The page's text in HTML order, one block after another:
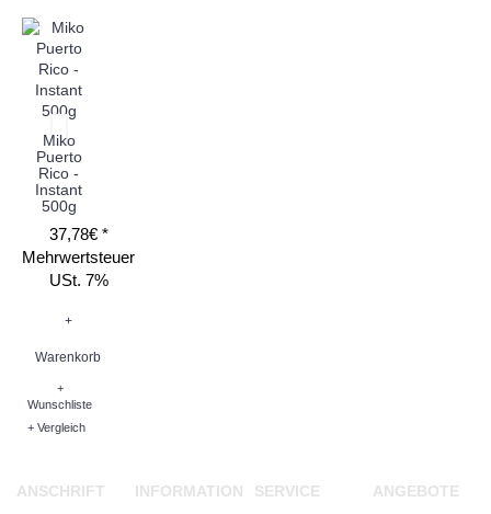
Miko
Puerto
Rico -
Instant
500g
37,78€ *
Mehrwertsteuer
USt. 7%
+
Warenkorb
+
Wunschliste
+ Vergleich
ANSCHRIFT
INFORMATION SERVICE ANGEBOTE